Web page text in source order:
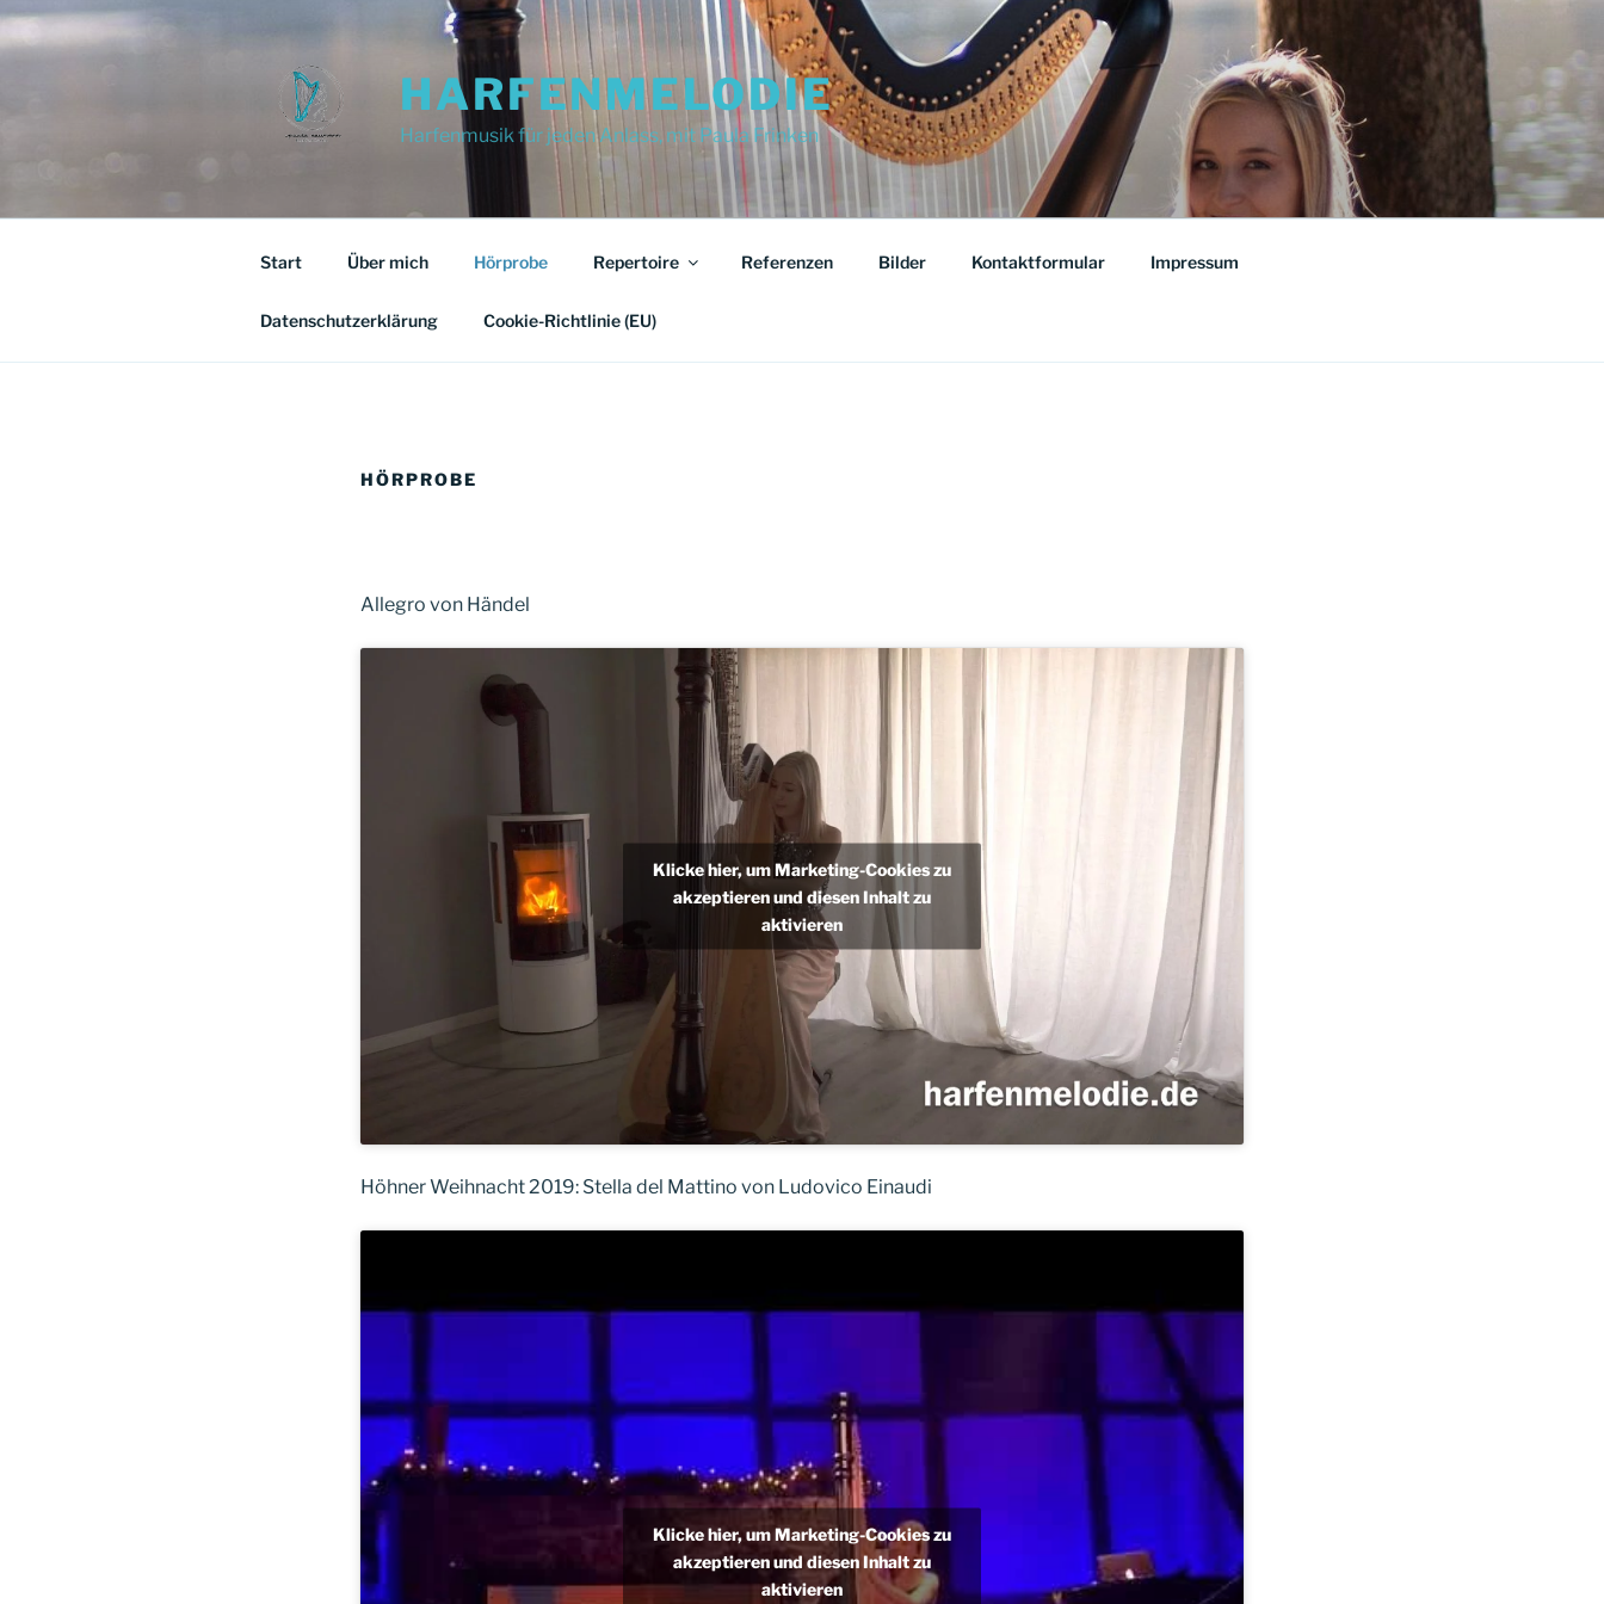
Zum
Inhalt
HARFENMELODIE
Harfenmusik für jeden Anlass, mit Paula Frinken
Start Über mich Hörprobe Repertoire Referenzen Bilder Kontaktformular Impressum
Datenschutzerklärung Cookie-Richtlinie (EU)
HÖRPROBE
Allegro von Händel
Klicke hier, um Marketing-Cookies zu
akzeptieren und diesen Inhalt zu
aktivieren
Höhner Weihnacht 2019: Stella del Mattino von Ludovico Einaudi
Klicke hier, um Marketing-Cookies zu
akzeptieren und diesen Inhalt zu
aktivieren